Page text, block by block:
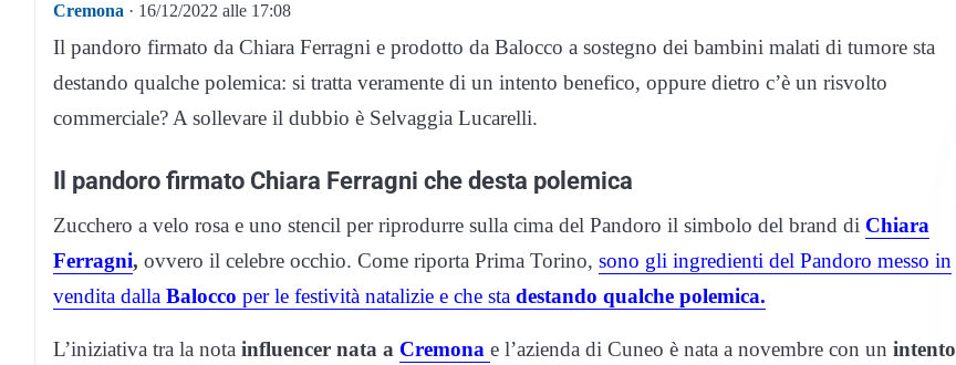
Cremona · 16/12/2022 alle 17:08
Il pandoro firmato da Chiara Ferragni e prodotto da Balocco a sostegno dei bambini malati di tumore sta
destando qualche polemica: si tratta veramente di un intento benefico, oppure dietro c’è un risvolto
commerciale? A sollevare il dubbio è Selvaggia Lucarelli.
Il pandoro firmato Chiara Ferragni che desta polemica
Zucchero a velo rosa e uno stencil per riprodurre sulla cima del Pandoro il simbolo del brand di Chiara
Ferragni, ovvero il celebre occhio. Come riporta Prima Torino, sono gli ingredienti del Pandoro messo in
vendita dalla Balocco per le festività natalizie e che sta destando qualche polemica.
L’iniziativa tra la nota influencer nata a Cremona e l’azienda di Cuneo è nata a novembre con un intento